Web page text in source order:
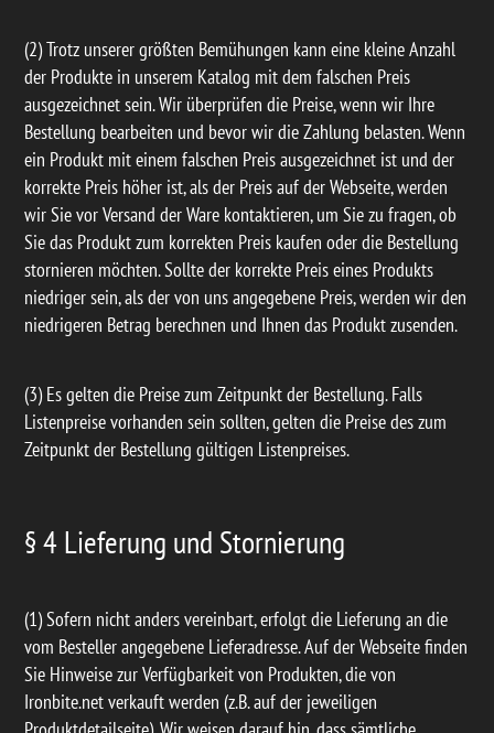
(2) Trotz unserer größten Bemühungen kann eine kleine Anzahl
der Produkte in unserem Katalog mit dem falschen Preis
ausgezeichnet sein. Wir überprüfen die Preise, wenn wir Ihre
Bestellung bearbeiten und bevor wir die Zahlung belasten. Wenn
ein Produkt mit einem falschen Preis ausgezeichnet ist und der
korrekte Preis höher ist, als der Preis auf der Webseite, werden
wir Sie vor Versand der Ware kontaktieren, um Sie zu fragen, ob
Sie das Produkt zum korrekten Preis kaufen oder die Bestellung
stornieren möchten. Sollte der korrekte Preis eines Produkts
niedriger sein, als der von uns angegebene Preis, werden wir den
niedrigeren Betrag berechnen und Ihnen das Produkt zusenden.
(3) Es gelten die Preise zum Zeitpunkt der Bestellung. Falls
Listenpreise vorhanden sein sollten, gelten die Preise des zum
Zeitpunkt der Bestellung gültigen Listenpreises.
§ 4 Lieferung und Stornierung
(1) Sofern nicht anders vereinbart, erfolgt die Lieferung an die
vom Besteller angegebene Lieferadresse. Auf der Webseite finden
Sie Hinweise zur Verfügbarkeit von Produkten, die von
Ironbite.net verkauft werden (z.B. auf der jeweiligen